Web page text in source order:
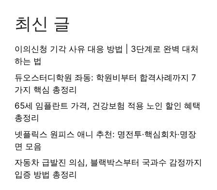
최신 글
이의신청 기각 사유 대응 방법 | 3단계로 완벽 대처
하는 법
듀오스터디학원 좌동: 학원비부터 합격사례까지 7
가지 핵심 총정리
65세 임플란트 가격, 건강보험 적용 노인 할인 혜택
총정리
넷플릭스 원피스 애니 추천: 명전투·핵심회차·명장
면 모음
자동차 급발진 의심, 블랙박스부터 국과수 감정까지
입증 방법 총정리